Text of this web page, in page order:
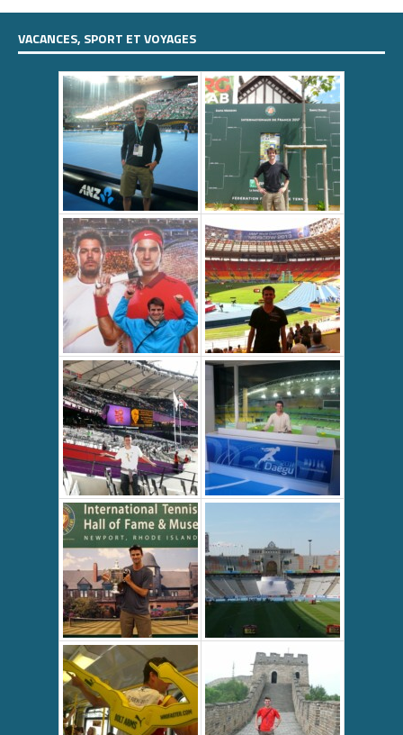
VACANCES, SPORT ET VOYAGES